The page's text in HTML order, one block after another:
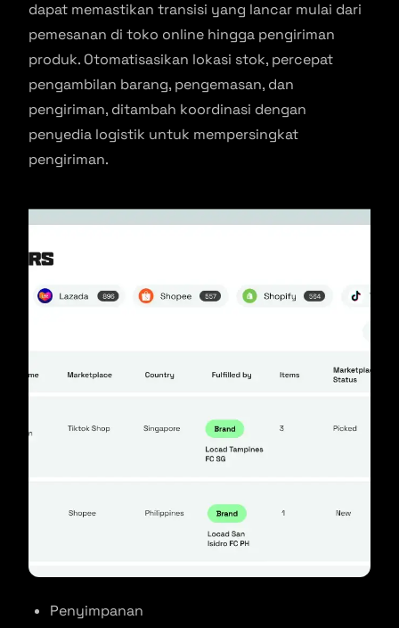
dapat memastikan transisi yang lancar mulai dari
pemesanan di toko online hingga pengiriman
produk. Otomatisasikan lokasi stok, percepat
pengambilan barang, pengemasan, dan
pengiriman, ditambah koordinasi dengan
penyedia logistik untuk mempersingkat
pengiriman.
Penyimpanan